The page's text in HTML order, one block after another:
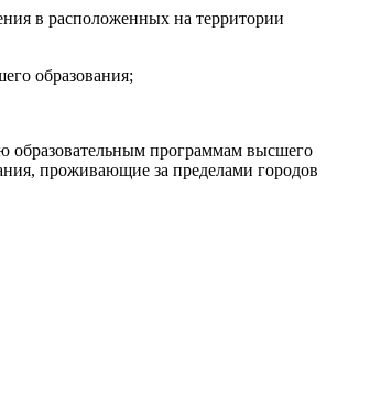
в расположенных на территории
образования;
образовательным программам высшего
проживающие за пределами городов